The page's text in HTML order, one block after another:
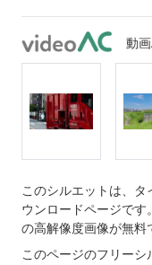
動
このシルエットは、
ウンロードページです
の高解像度画像が無料
このページのフリーシ